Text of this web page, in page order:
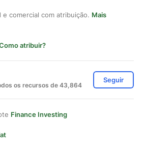
comercial com atribuição. Mais
atribuir?
os recursos de 43,864
Seguir
Finance Investing